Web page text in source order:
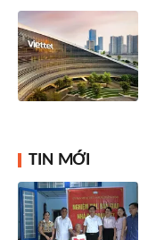
TIN MỚI